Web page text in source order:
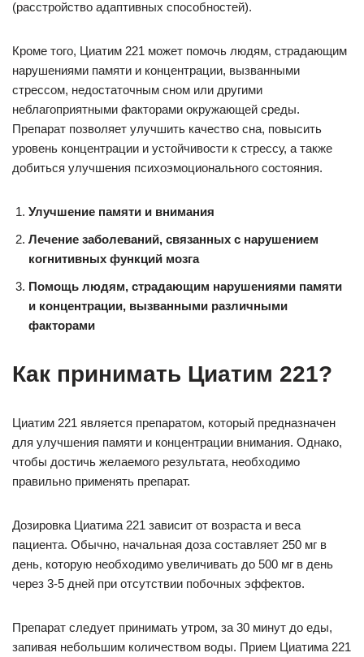
(расстройство адаптивных способностей).
Кроме того, Циатим 221 может помочь людям, страдающим
нарушениями памяти и концентрации, вызванными
стрессом, недостаточным сном или другими
неблагоприятными факторами окружающей среды.
Препарат позволяет улучшить качество сна, повысить
уровень концентрации и устойчивости к стрессу, а также
добиться улучшения психоэмоционального состояния.
Улучшение памяти и внимания
Лечение заболеваний, связанных с нарушением
когнитивных функций мозга
Помощь людям, страдающим нарушениями памяти
и концентрации, вызванными различными
факторами
Как принимать Циатим 221?
Циатим 221 является препаратом, который предназначен
для улучшения памяти и концентрации внимания. Однако,
чтобы достичь желаемого результата, необходимо
правильно применять препарат.
Дозировка Циатима 221 зависит от возраста и веса
пациента. Обычно, начальная доза составляет 250 мг в
день, которую необходимо увеличивать до 500 мг в день
через 3-5 дней при отсутствии побочных эффектов.
Препарат следует принимать утром, за 30 минут до еды,
запивая небольшим количеством воды. Прием Циатима 221